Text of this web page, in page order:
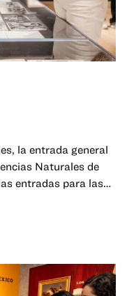
la entrada general
Naturales de
entradas para las